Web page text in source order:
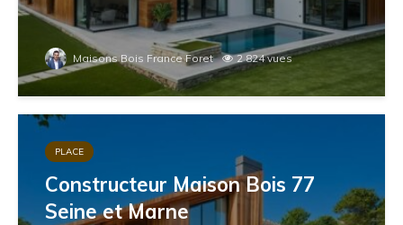
Maisons Bois France Foret 2 824 vues
PLACE
Constructeur Maison Bois 77
Seine et Marne